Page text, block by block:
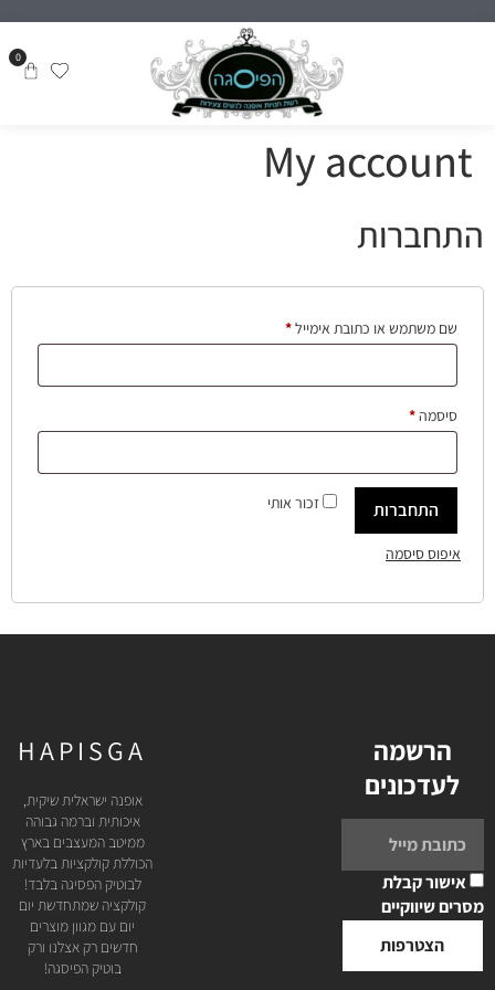
0
My account
התחברות
שם משתמש או כתובת אימייל*
סיסמה*
זכור אותי התחברות
איפוס סיסמה
הרשמה
לעדכונים
אישור קבלת
מסרים שיווקיים
הצטרפות
HAPISGA
אופנה ישראלית שיקית,
איכותית וברמה גבוהה
ממיטב המעצבים בארץ
הכוללת קולקציות בלעדיות
לבוטיק הפסיגה בלבד!
קולקציה שמתחדשת יום
יום עם מגוון מוצרים
חדשים רק אצלנו ורק
בוטיק הפיסגה!